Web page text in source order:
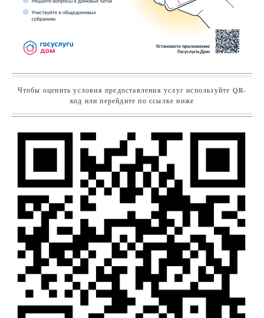
Чтобы оценить условия предоставления услуг используйте QR-
код или перейдите по ссылке ниже